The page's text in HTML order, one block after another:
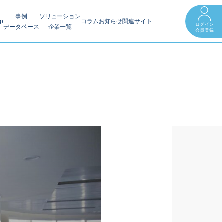
事例
データベース
ソリューション
企業一覧
コラムお知らせ関連サイト
ログイン
会員登録